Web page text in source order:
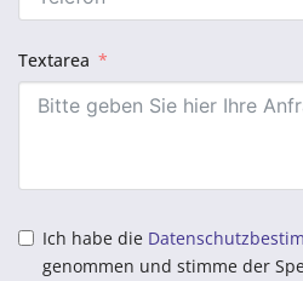
Textarea
Ich habe die
genommen und stimme der